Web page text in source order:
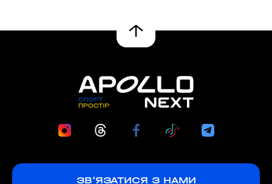
ЗВ'ЯЗАТИСЯ З НАМИ